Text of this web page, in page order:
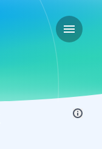
Open